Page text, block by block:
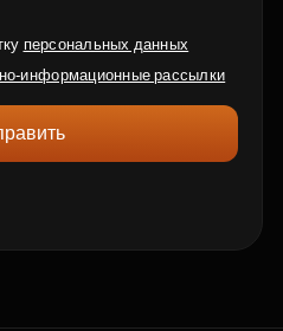
персональных данных
информационные рассылки